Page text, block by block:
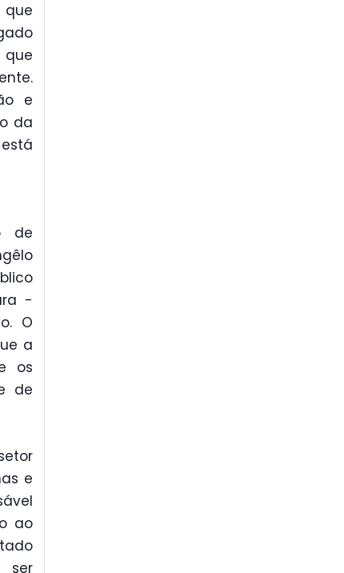
que
e
da
de
-
O
a
os
de
e
ao
ser